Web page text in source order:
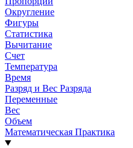
Округление
Фигуры
Статистика
Вычитание
Счет
Температура
Время
Разряд и Вес Разряда
Переменные
Вес
Объем
Математическая Практика